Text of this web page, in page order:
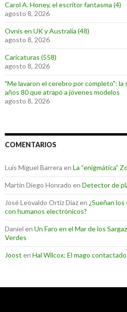
Carol A. Honey, el escritor fantasma (4)
agosto 8, 2026
Ovnis en UK y Australia (48)
agosto 8, 2026
Caricaturas (558)
agosto 8, 2026
"Me lavaron el cerebro por completo": la
años 80 que atrapó a jóvenes modelos
agosto 8, 2026
COMENTARIOS
Luis Miguel Barrera en La “enigmática”
Martin Diego Honrado en Detector de
José Leovaldo Ortiz Díazen ¿Sueñan
con humanos electrónicos?
Daniel en Un Faro en el Mar de los
Verdes
Joost en Hal Wilcox: El mago contactado